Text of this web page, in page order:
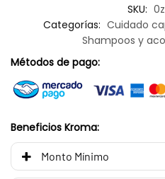
SKU:
Categorías: Cuidado
Shampoos y
Métodos de pago:
Beneficios Kroma:
Monto Mínimo